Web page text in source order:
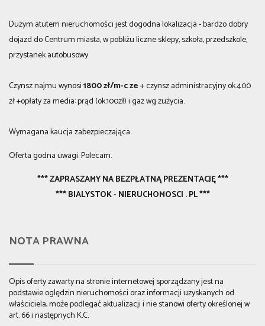
Dużym atutem nieruchomości jest dogodna lokalizacja - bardzo dobry
dojazd do Centrum miasta, w pobliżu liczne sklepy, szkoła, przedszkole,
przystanek autobusowy.
Czynsz najmu wynosi1800 zł/m-c ze+ czynsz administracyjny ok.400
zł +opłaty za media: prąd (ok.100zł) i gaz wg zużycia.
Wymagana kaucja zabezpieczająca.
Oferta godna uwagi. Polecam.
*** ZAPRASZAMY NA BEZPŁATNĄ PREZENTACJĘ ***
*** BIALYSTOK - NIERUCHOMOSCI . PL ***
NOTA PRAWNA
Opis oferty zawarty na stronie internetowej sporządzany jest na
podstawie oględzin nieruchomości oraz informacji uzyskanych od
właściciela, może podlegać aktualizacji i nie stanowi oferty określonej w
art. 66 i następnych K.C.